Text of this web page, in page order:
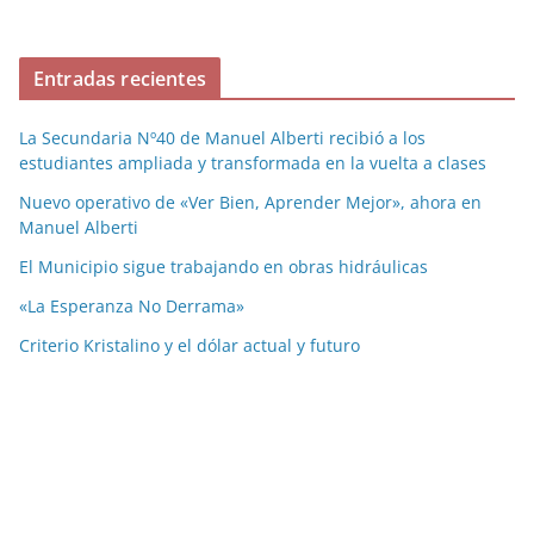
Entradas recientes
La Secundaria Nº40 de Manuel Alberti recibió a los
estudiantes ampliada y transformada en la vuelta a clases
Nuevo operativo de «Ver Bien, Aprender Mejor», ahora en
Manuel Alberti
El Municipio sigue trabajando en obras hidráulicas
«La Esperanza No Derrama»
Criterio Kristalino y el dólar actual y futuro